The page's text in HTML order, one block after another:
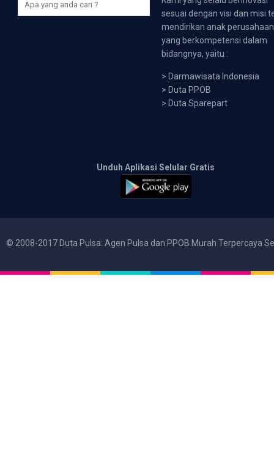
sesuai dengan visi dan misi
mendirikan anak perusahaan
yang berkompetensi dalam
bidangnya, yaitu :
> Darmawisata Indonesia
> Duta PPOB
> Duta Sparepart
Unduh Aplikasi Selular Gratis
© 2008-2017 Duta Pulsa: Agen Pulsa dan PPOB Murah Terpercaya